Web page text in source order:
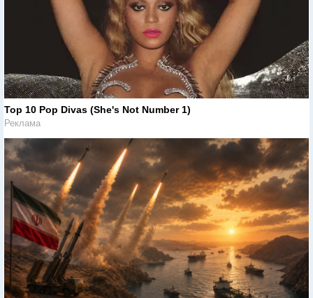
Top 10 Pop Divas (She's Not Number 1)
Реклама